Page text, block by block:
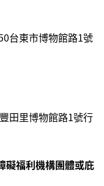
台東市博物館路1號
田里博物館路1號行
礙福利機構團體或庇